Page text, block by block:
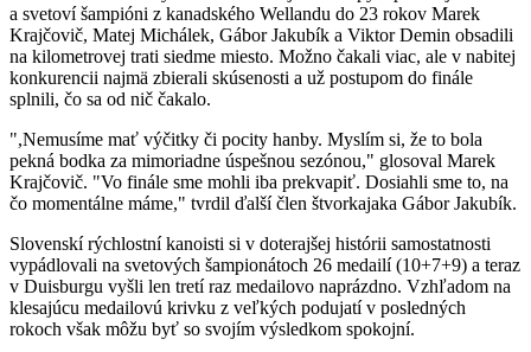
a svetoví šampióni z kanadského Wellandu do 23 rokov Marek
Krajčovič, Matej Michálek, Gábor Jakubík a Viktor Demin obsadili
na kilometrovej trati siedme miesto. Možno čakali viac, ale v nabitej
konkurencii najmä zbierali skúsenosti a už postupom do finále
splnili, čo sa od nič čakalo.
",Nemusíme mať výčitky či pocity hanby. Myslím si, že to bola
pekná bodka za mimoriadne úspešnou sezónou," glosoval Marek
Krajčovič. "Vo finále sme mohli iba prekvapiť. Dosiahli sme to, na
čo momentálne máme," tvrdil ďalší člen štvorkajaka Gábor Jakubík.
Slovenskí rýchlostní kanoisti si v doterajšej histórii samostatnosti
vypádlovali na svetových šampionátoch 26 medailí (10+7+9) a teraz
v Duisburgu vyšli len tretí raz medailovo naprázdno. Vzhľadom na
klesajúcu medailovú krivku z veľkých podujatí v posledných
rokoch však môžu byť so svojím výsledkom spokojní.